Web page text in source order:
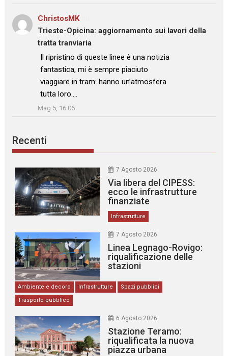
ChristosMKsu
Trieste-Opicina: aggiornamento sui lavori della
tratta tranviaria
: “
Il ripristino di queste linee è una notizia
fantastica, mi è sempre piaciuto
viaggiare in tram: hanno un’atmosfera
tutta loro.…
”
Mag 5, 16:06
Recenti
7 Agosto 2026
Via libera del CIPESS:
ecco le infrastrutture
finanziate
Infrastrutture
7 Agosto 2026
Linea Legnago-Rovigo:
riqualificazione delle
stazioni
Ambiente e decoro Infrastrutture
Spazi pubblici
Trasporto pubblico
6 Agosto 2026
Stazione Teramo:
riqualificata la nuova
piazza urbana